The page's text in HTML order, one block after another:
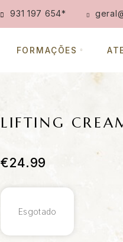
931 197 654*
FORMAÇÕES
LIFTING
€24.99
Esgotado